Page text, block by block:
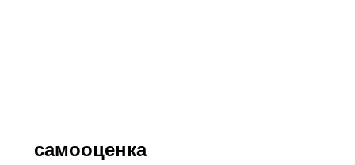
самооценка